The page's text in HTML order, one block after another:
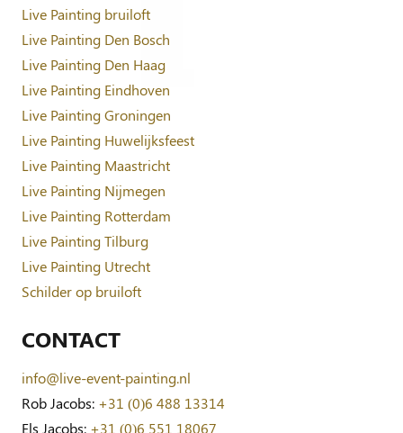
Live Painting bruiloft
Live Painting Den Bosch
Live Painting Den Haag
Live Painting Eindhoven
Live Painting Groningen
Live Painting Huwelijksfeest
Live Painting Maastricht
Live Painting Nijmegen
Live Painting Rotterdam
Live Painting Tilburg
Live Painting Utrecht
Schilder op bruiloft
CONTACT
info@live-event-painting.nl
Rob Jacobs: +31 (0)6 488 13314
Els Jacobs: +31 (0)6 551 18067